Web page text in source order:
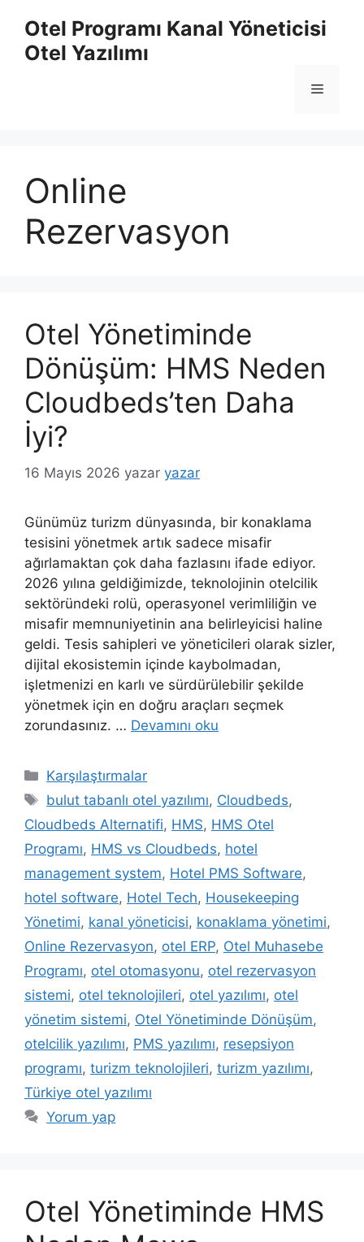
Otel Programı Kanal Yöneticisi
Otel Yazılımı
Menü
Online
Rezervasyon
Otel Yönetiminde
Dönüşüm: HMS Neden
Cloudbeds’ten Daha
İyi?
16 Mayıs 2026 yazar yazar
Günümüz turizm dünyasında, bir konaklama
tesisini yönetmek artık sadece misafir
ağırlamaktan çok daha fazlasını ifade ediyor.
2026 yılına geldiğimizde, teknolojinin otelcilik
sektöründeki rolü, operasyonel verimliliğin ve
misafir memnuniyetinin ana belirleyicisi haline
geldi. Tesis sahipleri ve yöneticileri olarak sizler,
dijital ekosistemin içinde kaybolmadan,
işletmenizi en karlı ve sürdürülebilir şekilde
yönetmek için en doğru araçları seçmek
zorundasınız. … Devamını oku
Kategoriler
Karşılaştırmalar
Etiketler
bulut tabanlı otel yazılımı, Cloudbeds,
Cloudbeds Alternatifi, HMS, HMS Otel
Programı, HMS vs Cloudbeds, hotel
management system, Hotel PMS Software,
hotel software, Hotel Tech, Housekeeping
Yönetimi, kanal yöneticisi, konaklama yönetimi,
Online Rezervasyon, otel ERP, Otel Muhasebe
Programı, otel otomasyonu, otel rezervasyon
sistemi, otel teknolojileri, otel yazılımı, otel
yönetim sistemi, Otel Yönetiminde Dönüşüm,
otelcilik yazılımı, PMS yazılımı, resepsiyon
programı, turizm teknolojileri, turizm yazılımı,
Türkiye otel yazılımı
Yorum yap
Otel Yönetiminde HMS